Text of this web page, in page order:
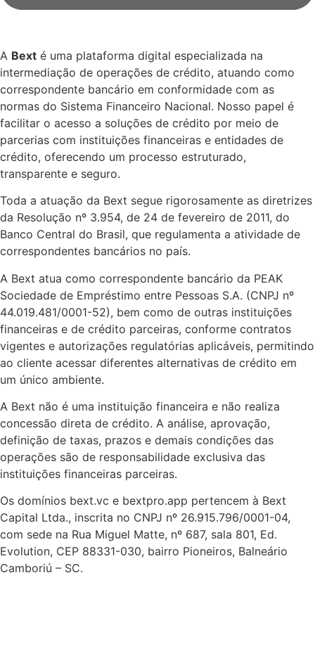
A Bext é uma plataforma digital especializada na
intermediação de operações de crédito, atuando como
correspondente bancário em conformidade com as
normas do Sistema Financeiro Nacional. Nosso papel é
facilitar o acesso a soluções de crédito por meio de
parcerias com instituições financeiras e entidades de
crédito, oferecendo um processo estruturado,
transparente e seguro.
Toda a atuação da Bext segue rigorosamente as diretrizes
da Resolução nº 3.954, de 24 de fevereiro de 2011, do
Banco Central do Brasil, que regulamenta a atividade de
correspondentes bancários no país.
A Bext atua como correspondente bancário da PEAK
Sociedade de Empréstimo entre Pessoas S.A. (CNPJ nº
44.019.481/0001-52), bem como de outras instituições
financeiras e de crédito parceiras, conforme contratos
vigentes e autorizações regulatórias aplicáveis, permitindo
ao cliente acessar diferentes alternativas de crédito em
um único ambiente.
A Bext não é uma instituição financeira e não realiza
concessão direta de crédito. A análise, aprovação,
definição de taxas, prazos e demais condições das
operações são de responsabilidade exclusiva das
instituições financeiras parceiras.
Os domínios bext.vc e bextpro.app pertencem à Bext
Capital Ltda., inscrita no CNPJ nº 26.915.796/0001-04,
com sede na Rua Miguel Matte, nº 687, sala 801, Ed.
Evolution, CEP 88331-030, bairro Pioneiros, Balneário
Camboriú – SC.